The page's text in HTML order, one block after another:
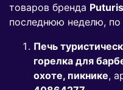
товаров бренда
последнюю неделю,
Печь
горелка для
охоте, пикнике,